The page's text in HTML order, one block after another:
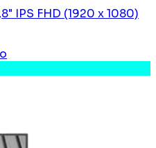
IPS FHD (1920 x 1080)